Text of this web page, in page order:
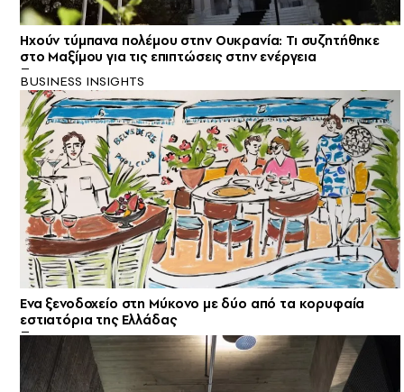
Ηχούν τύμπανα πολέμου στην Ουκρανία: Τι συζητήθηκε
στο Μαξίμου για τις επιπτώσεις στην ενέργεια
BUSINESS INSIGHTS
Ενα ξενοδοχείο στη Μύκονο με δύο από τα κορυφαία
εστιατόρια της Ελλάδας